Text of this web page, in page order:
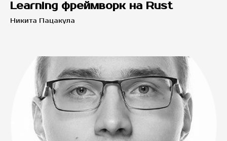
Learning фреймворк на Rust
Никита Пацакула